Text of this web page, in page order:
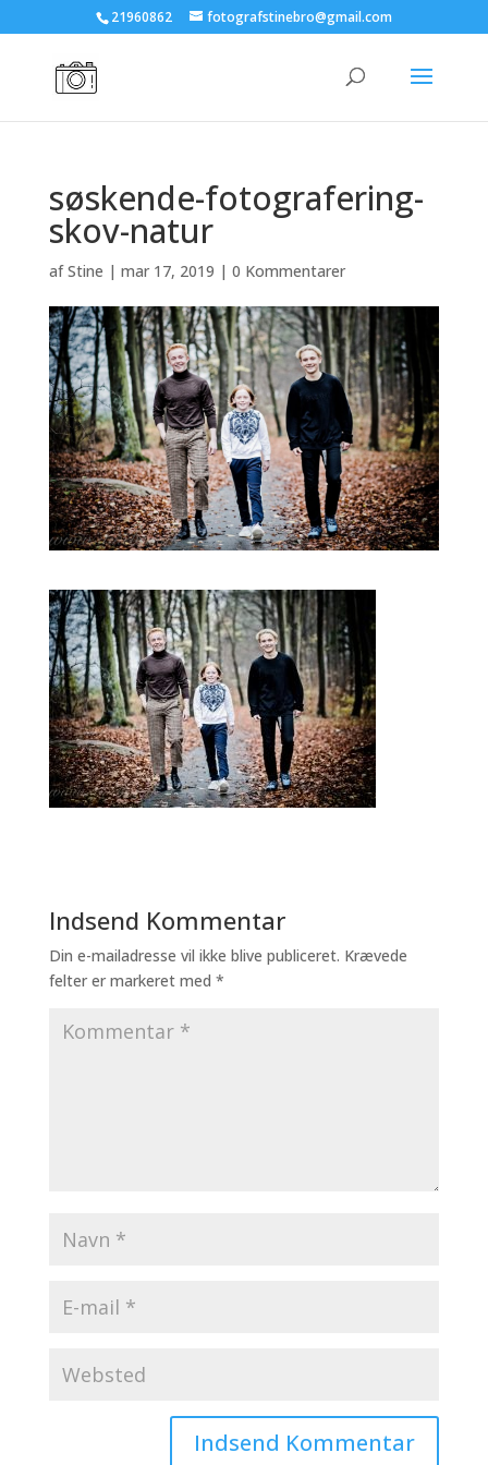
21960862 fotografstinebro@gmail.com
søskende-fotografering-
skov-natur
afStine | mar 17, 2019 | 0 Kommentarer
Indsend Kommentar
Din e-mailadresse vil ikke blive publiceret. Krævede
felter er markeret med *